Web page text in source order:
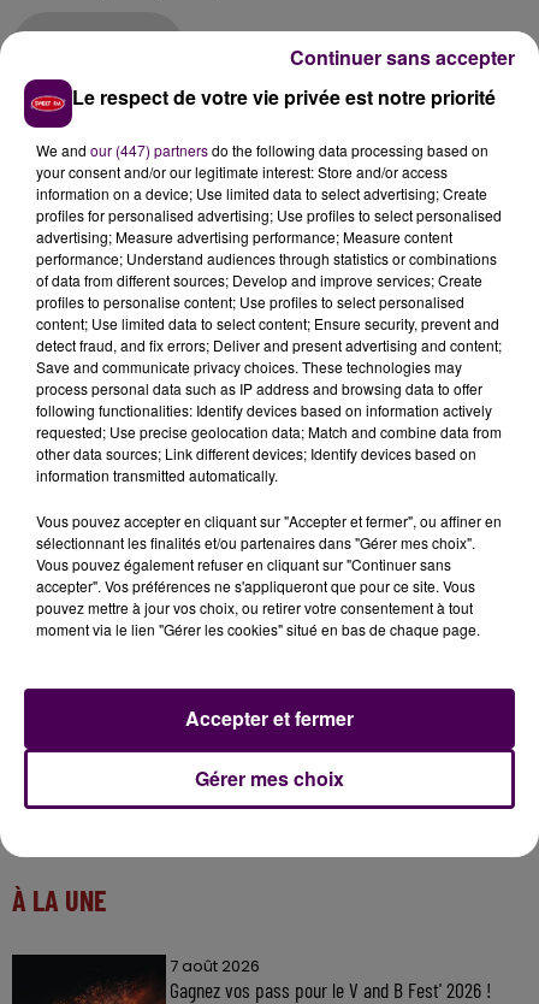
Protéger les salariés
L’autre priorité, c’est de protéger les équipes des
supermarchés. On le sait, les masques vont aller en
priorité aux soignants et aux malades."Nous avons
une chaîne d’approvisionnement pour que
l’ensemble de nos salariés soit approvisionné, on les
aura dans les prochains jours. On a mis également
des écrans de protection devant les caisses. Les
personnels de caisse portent des visières pour éviter
la propagation du virus"détaille Pascal Richez. Par
ailleurs, un créneau réservé aux personnes les plus
vulnérables et les plus âgées est ouvert à partir de ce
mercredi entre 8h et 9h, dans les magasins de Pascal
un document expliquant le motif de son déplacement.
Pascal Richez
À LA UNE
7 août 2026
Gagnez vos pass pour le V and B Fest' 2026 !
Le respect de votre vie privée est notre priorité
We and our (447) partnersdo the following data processing based on
your consent and/or our legitimate interest: Store and/or access
information on a device; Use limited data to select advertising; Create
profiles for personalised advertising; Use profiles to select personalised
advertising; Measure advertising performance; Measure content
performance; Understand audiences through statistics or combinations
of data from different sources; Develop and improve services; Create
profiles to personalise content; Use profiles to select personalised
content; Use limited data to select content; Ensure security, prevent and
detect fraud, and fix errors; Deliver and present advertising and content;
Save and communicate privacy choices. These technologies may
process personal data such as IP address and browsing data to offer
following functionalities: Identify devices based on information actively
requested; Use precise geolocation data; Match and combine data from
other data sources; Link different devices; Identify devices based on
information transmitted automatically.
Vous pouvez accepter en cliquant sur "Accepter et fermer", ou affiner en
sélectionnant les finalités et/ou partenaires dans "Gérer mes choix".
Vous pouvez également refuser en cliquant sur "Continuer sans
accepter". Vos préférences ne s'appliqueront que pour ce site. Vous
pouvez mettre à jour vos choix, ou retirer votre consentement à tout
moment via le lien "Gérer les cookies" situé en bas de chaque page.
Gérer mes choix
Accepter et fermer
Continuer sans accepter